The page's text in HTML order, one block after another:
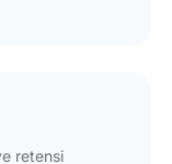
retensi